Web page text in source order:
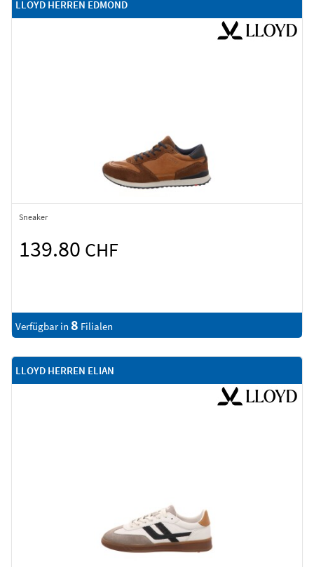
LLOYD HERREN EDMOND
Sneaker
139.80 CHF
Verfügbar in 8 Filialen
LLOYD HERREN ELIAN